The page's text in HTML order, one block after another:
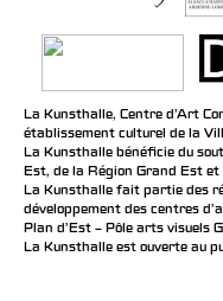
La Kunsthalle, Centre d’Art
établissement culturel de la
La Kunsthalle bénéficie du
Est, de la Région Grand Est et
La Kunsthalle fait partie des
développement des centres
Plan d’Est – Pôle arts visuels
La Kunsthalle est ouverte au